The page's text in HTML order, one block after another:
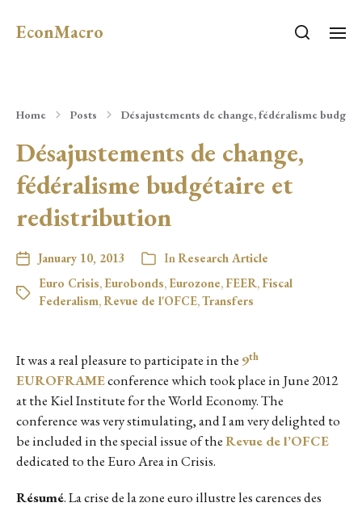
EconMacro
Home Posts Désajustements de change, fédéralisme
Désajustements de change,
fédéralisme budgétaire et
redistribution
January 10, 2013 InResearch Article
Euro Crisis, Eurobonds, Eurozone, FEER, Fiscal
Federalism,Revue de l'OFCE,Transfers
It was a real pleasure to participate in the 9th
EUROFRAMEconference which took place in June 2012
at the Kiel Institute for the World Economy. The
conference was very stimulating, and I am very delighted to
be included in the special issue of theRevue de l’OFCE
dedicated to the Euro Area in Crisis.
Résumé. La crise de la zone euro illustre les carences des